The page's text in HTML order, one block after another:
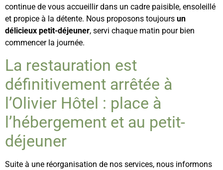
continue de vous accueillir dans un cadre paisible, ensoleillé
et propice à la détente. Nous proposons toujours un
délicieux petit-déjeuner, servi chaque matin pour bien
commencer la journée.
La restauration est
définitivement arrêtée à
l’Olivier Hôtel : place à
l’hébergement et au petit-
déjeuner
Suite à une réorganisation de nos services, nous informons